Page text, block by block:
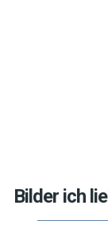
Bilder ich